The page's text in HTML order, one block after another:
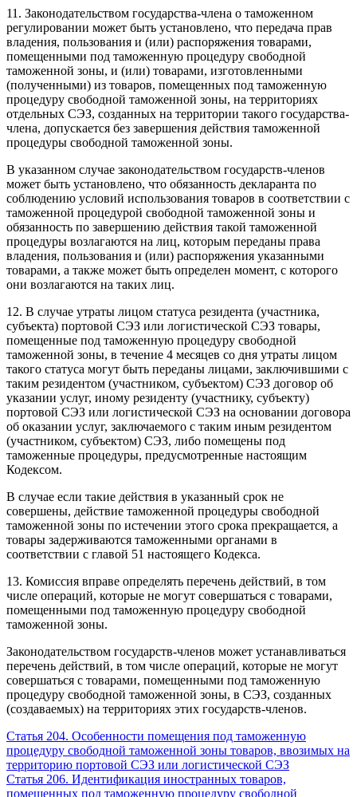
11. Законодательством государства-члена о таможенном
регулировании может быть установлено, что передача прав
владения, пользования и (или) распоряжения товарами,
помещенными под таможенную процедуру свободной
таможенной зоны, и (или) товарами, изготовленными
(полученными) из товаров, помещенных под таможенную
процедуру свободной таможенной зоны, на территориях
отдельных СЭЗ, созданных на территории такого государства-
члена, допускается без завершения действия таможенной
процедуры свободной таможенной зоны.
В указанном случае законодательством государств-членов
может быть установлено, что обязанность декларанта по
соблюдению условий использования товаров в соответствии с
таможенной процедурой свободной таможенной зоны и
обязанность по завершению действия такой таможенной
процедуры возлагаются на лиц, которым переданы права
владения, пользования и (или) распоряжения указанными
товарами, а также может быть определен момент, с которого
они возлагаются на таких лиц.
12. В случае утраты лицом статуса резидента (участника,
субъекта) портовой СЭЗ или логистической СЭЗ товары,
помещенные под таможенную процедуру свободной
таможенной зоны, в течение 4 месяцев со дня утраты лицом
такого статуса могут быть переданы лицами, заключившими с
таким резидентом (участником, субъектом) СЭЗ договор об
указании услуг, иному резиденту (участнику, субъекту)
портовой СЭЗ или логистической СЭЗ на основании договора
об оказании услуг, заключаемого с таким иным резидентом
(участником, субъектом) СЭЗ, либо помещены под
таможенные процедуры, предусмотренные настоящим
Кодексом.
В случае если такие действия в указанный срок не
совершены, действие таможенной процедуры свободной
таможенной зоны по истечении этого срока прекращается, а
товары задерживаются таможенными органами в
соответствии с главой 51 настоящего Кодекса.
13. Комиссия вправе определять перечень действий, в том
числе операций, которые не могут совершаться с товарами,
помещенными под таможенную процедуру свободной
таможенной зоны.
Законодательством государств-членов может устанавливаться
перечень действий, в том числе операций, которые не могут
совершаться с товарами, помещенными под таможенную
процедуру свободной таможенной зоны, в СЭЗ, созданных
(создаваемых) на территориях этих государств-членов.
Статья 204. Особенности помещения под таможенную
процедуру свободной таможенной зоны товаров, ввозимых на
территорию портовой СЭЗ или логистической СЭЗ
Статья 206. Идентификация иностранных товаров,
помещенных под таможенную процедуру свободной